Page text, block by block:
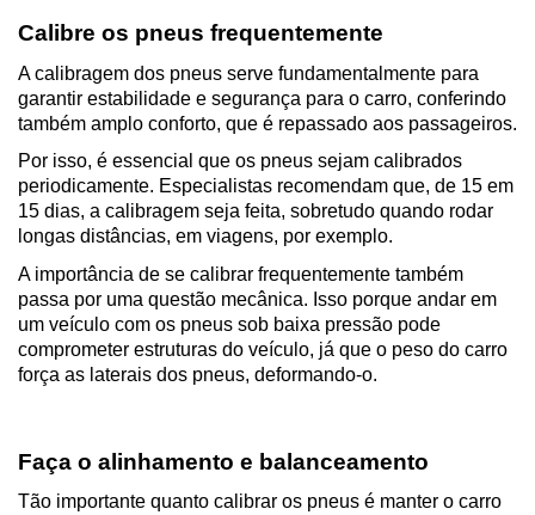
Calibre os pneus frequentemente
A calibragem dos pneus serve fundamentalmente para
garantir estabilidade e segurança para o carro, conferindo
também amplo conforto, que é repassado aos passageiros.
Por isso, é essencial que os pneus sejam calibrados
periodicamente. Especialistas recomendam que, de 15 em
15 dias, a calibragem seja feita, sobretudo quando rodar
longas distâncias, em viagens, por exemplo.
A importância de se calibrar frequentemente também
passa por uma questão mecânica. Isso porque andar em
um veículo com os pneus sob baixa pressão pode
comprometer estruturas do veículo, já que o peso do carro
força as laterais dos pneus, deformando-o.
Faça o alinhamento e balanceamento
Tão importante quanto calibrar os pneus é manter o carro